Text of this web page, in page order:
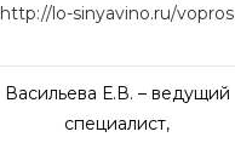
http://lo-sinyavino.ru/vopros
Васильева Е.В. – ведущий
специалист,